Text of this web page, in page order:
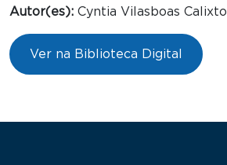
Autor(es): Cyntia Vilasboas Calixto
Ver na Biblioteca Digital